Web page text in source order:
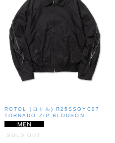
ROTOL（ロトル) R25SSOYC07
TORNADO ZIP BLOUSON
SOLD OUT